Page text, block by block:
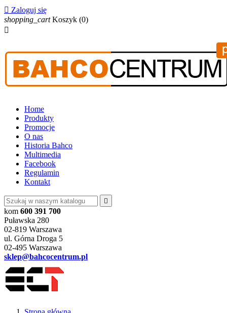
 Zaloguj się
shopping_cart Koszyk (0)

Home
Produkty
Promocje
O nas
Historia Bahco
Multimedia
Facebook
Regulamin
Kontakt

kom 600 391 700
Puławska 280
02-819 Warszawa
ul. Górna Droga 5
02-495 Warszawa
sklep@bahcocentrum.pl